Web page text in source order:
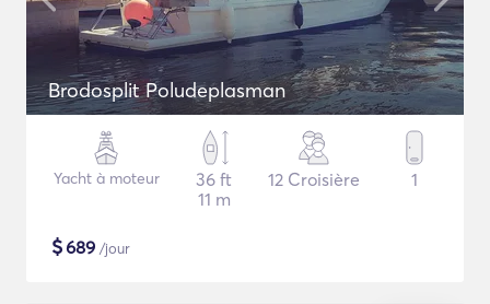
Brodosplit Poludeplasman
Yacht à moteur
36 ft
11 m
12 Croisière 1
$689 /jour